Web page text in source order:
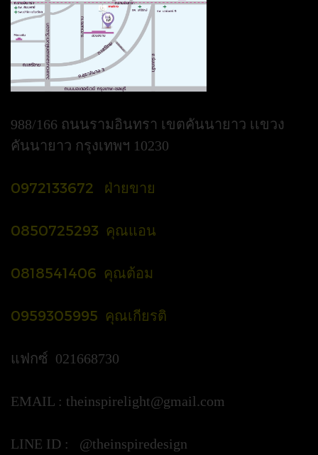
988/166 ถนนรามอินทรา เขตคันนายาว เเขวง
คันนายาว กรุงเทพฯ 10230
0972133672 ฝ่ายขาย
0850725293 คุณแอน
0818541406 คุณต้อม
0959305995 คุณเกียรติ
แฟกซ์ 021668730
EMAIL : theinspirelight@gmail.com
LINE ID : @theinspiredesign